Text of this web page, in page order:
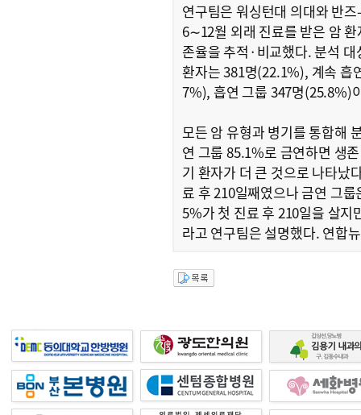
연구팀은 워싱턴대 의대와 반
6∼12월 외래 진료를 받은 암
존율을 추적·비교했다. 분석
환자는 381명(22.1%), 계속 흡
7%), 흡연 그룹 347명(25.8%)
모든 암 유형과 병기를 통합해
연 그룹 85.1%로 금연하면 생
기 환자가 더 큰 것으로 나타났
료 후 210일째였으나 금연 그
5%가 첫 진료 후 210일을 살지
라고 연구팀은 설명했다. 연합